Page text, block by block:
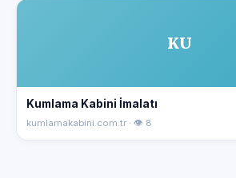
KU
Kumlama Kabini İmalatı
kumlamakabini.com.tr · 👁 8